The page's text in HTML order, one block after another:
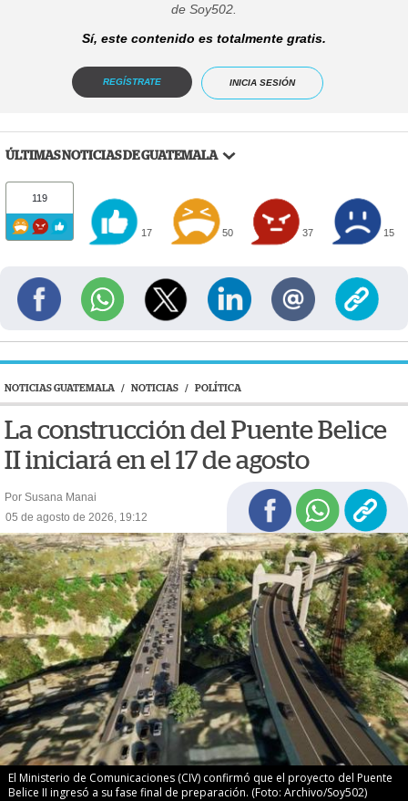
de Soy502.
Sí, este contenido es totalmente gratis.
REGÍSTRATE INICIA SESIÓN
ÚLTIMAS NOTICIAS DE GUATEMALA
119
17 50 37 15
NOTICIAS GUATEMALA / NOTICIAS / POLÍTICA
La construcción del Puente Belice
II iniciará en el 17 de agosto
Por Susana Manai
05 de agosto de 2026, 19:12
El Ministerio de Comunicaciones (CIV) confirmó que el proyecto del Puente
Belice II ingresó a su fase final de preparación. (Foto: Archivo/Soy502)